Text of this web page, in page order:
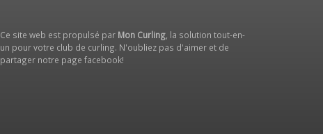
Ce site web est propulsé par Mon Curling, la solution tout-en-
un pour votre club de curling. N'oubliez pas d'aimer et de
partager notre page facebook!